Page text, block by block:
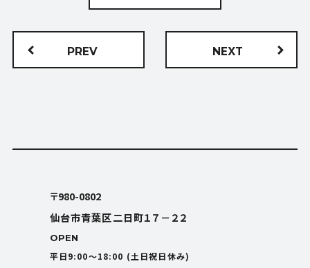
PREV NEXT
〒980-0802
仙台市青葉区二日町１７－２２
OPEN
平日9:00〜18:00 (土日祝日休み)